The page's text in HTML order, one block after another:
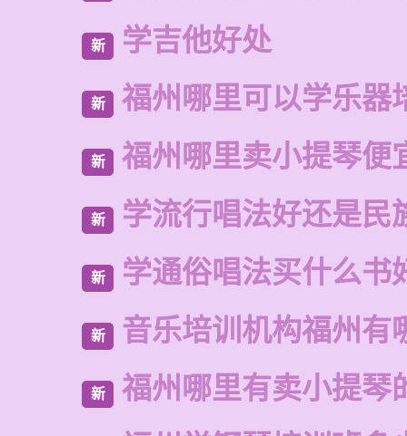
新 学吉他好处
新 福州哪里可以学乐器
新 福州哪里卖小提琴便
新 学流行唱法好还是民
新 学通俗唱法买什么书
新 音乐培训机构福州有
新
福州哪里有卖小提琴